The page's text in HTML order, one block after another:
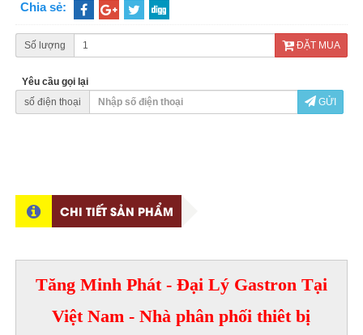
Chia sẻ:
Số lượng ĐẶT MUA
Yêu cầu gọi lại
số điện thoại
GỬI
CHI TIẾT SẢN PHẨM
Tăng Minh Phát - Đại Lý Gastron Tại
Việt Nam - Nhà phân phối thiêt bị